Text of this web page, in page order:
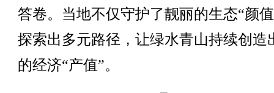
答卷。当地不仅守护了靓丽的生态“颜
探索出多元路径，让绿水青山持续创造
的经济“产值”。